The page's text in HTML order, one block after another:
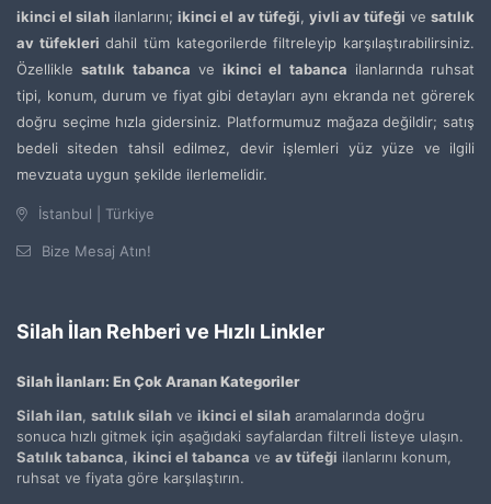
ikinci el silah ilanlarını;ikinci el av tüfeği, yivli av tüfeği vesatılık
av tüfekleri dahil tüm kategorilerde filtreleyip karşılaştırabilirsiniz.
Özelliklesatılık tabanca ve ikinci el tabanca ilanlarında ruhsat
tipi, konum, durum ve fiyat gibi detayları aynı ekranda net görerek
doğru seçime hızla gidersiniz. Platformumuz mağaza değildir; satış
bedeli siteden tahsil edilmez, devir işlemleri yüz yüze ve ilgili
mevzuata uygun şekilde ilerlemelidir.
İstanbul | Türkiye
Bize Mesaj Atın!
Silah İlan Rehberi ve Hızlı Linkler
Silah İlanları: En Çok Aranan Kategoriler
Silah ilan satılık silah ve ikinci el silah aramalarında doğru
sonuca hızlı gitmek için aşağıdaki sayfalardan filtreli listeye ulaşın.
Satılık tabanca ikinci el tabanca ve av tüfeği ilanlarını konum,
ruhsat ve fiyata göre karşılaştırın.